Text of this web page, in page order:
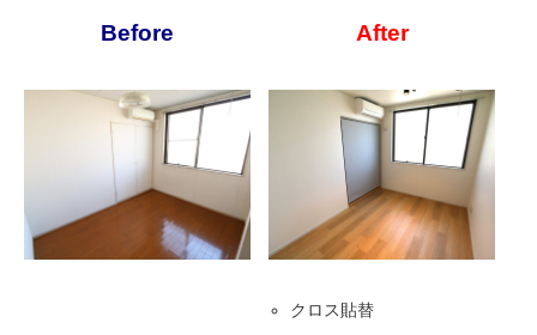
Before After
クロス貼替